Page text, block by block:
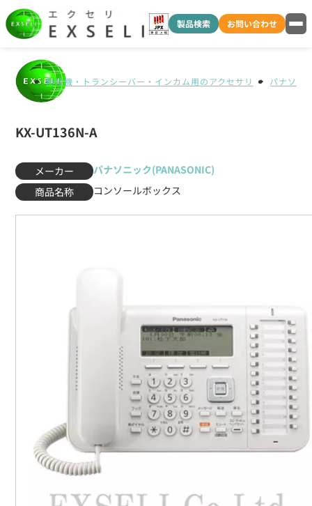
製品検索 お問い合わせ
無線機・トランシーバー・インカム用のアクセサリ パナソニ
KX-UT136N-A
メーカー
パナソニック(PANASONIC)
商品名称
コンソールボックス